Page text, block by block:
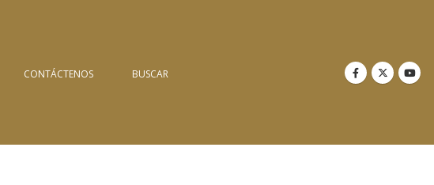
CONTÁCTENOS BUSCAR